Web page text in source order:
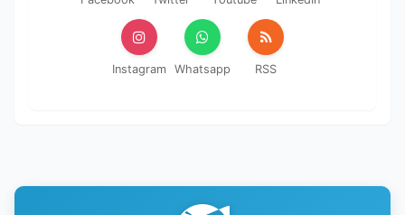
Instagram Whatsapp RSS